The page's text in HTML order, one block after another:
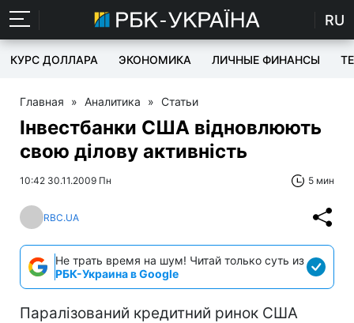
RU
КУРС ДОЛЛАРА ЭКОНОМИКА ЛИЧНЫЕ ФИНАНСЫ
Главная » Аналитика » Статьи
Інвестбанки США відновлюють
свою ділову активність
10:42 30.11.2009 Пн 5 мин
RBC.UA
Не трать время на шум! Читай только суть из
РБК-Украина в Google
Паралізований кредитний ринок США